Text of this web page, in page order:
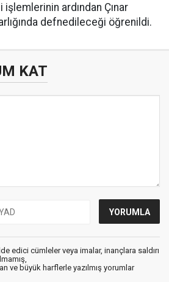
ardından Çınar
defnedileceği öğrenildi.
KAT
edici cümleler veya imalar, inançlara saldırı
ve büyük harflerle yazılmış yorumlar